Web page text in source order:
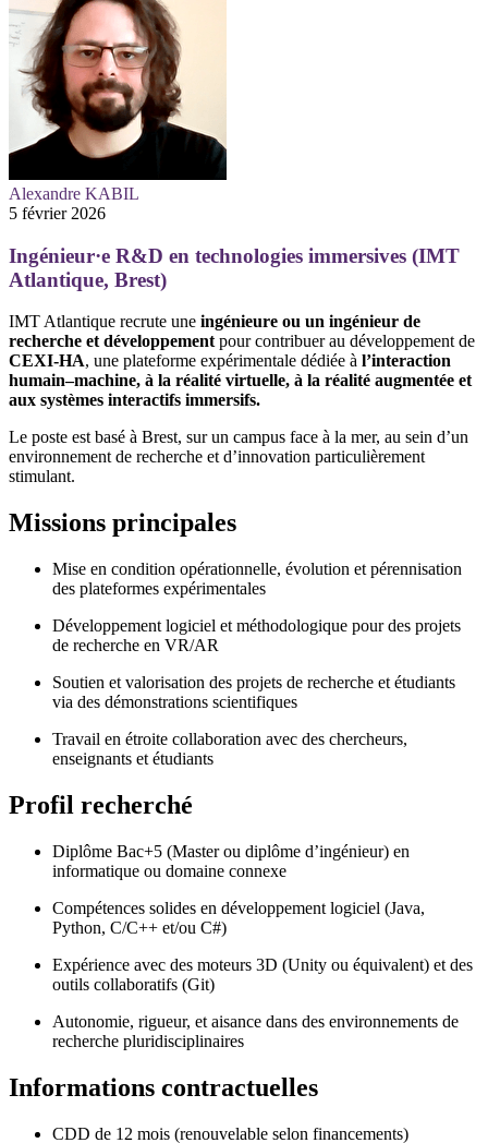
Alexandre KABIL
5 février 2026
Ingénieur·e R&D en technologies immersives (IMT
Atlantique, Brest)
IMT Atlantique recrute une ingénieure ou un ingénieur de
recherche et développementpour contribuer au développement de
CEXI-HA, une plateforme expérimentale dédiée à l’interaction
humain–machine, à la réalité virtuelle, à la réalité augmentée et
aux systèmes interactifs immersifs.
Le poste est basé à Brest, sur un campus face à la mer, au sein d’un
environnement de recherche et d’innovation particulièrement
stimulant.
Missions principales
Mise en condition opérationnelle, évolution et pérennisation
des plateformes expérimentales
Développement logiciel et méthodologique pour des projets
de recherche en VR/AR
Soutien et valorisation des projets de recherche et étudiants
via des démonstrations scientifiques
Travail en étroite collaboration avec des chercheurs,
enseignants et étudiants
Profil recherché
Diplôme Bac+5 (Master ou diplôme d’ingénieur) en
informatique ou domaine connexe
Compétences solides en développement logiciel (Java,
Python, C/C++ et/ou C#)
Expérience avec des moteurs 3D (Unity ou équivalent) et des
outils collaboratifs (Git)
Autonomie, rigueur, et aisance dans des environnements de
recherche pluridisciplinaires
Informations contractuelles
CDD de 12 mois (renouvelable selon financements)